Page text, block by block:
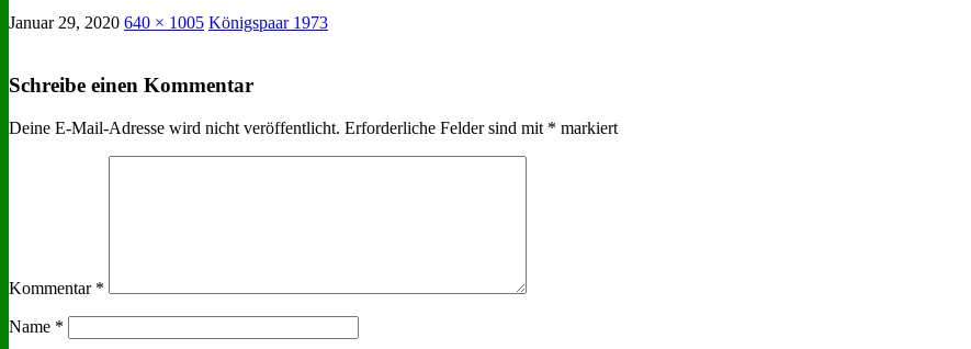
Januar 29, 2020 640 × 1005 Königspaar 1973
Schreibe einen Kommentar
Deine E-Mail-Adresse wird nicht veröffentlicht. Erforderliche Felder sind mit * markiert
Kommentar *
Name *